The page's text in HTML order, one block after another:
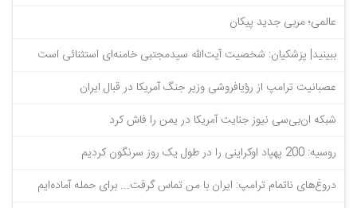
عالمی؛ مربی جدید پیکان
ببینید| پزشکیان: شخصیت آیت‌الله سیدمجتبی خامنه‌ای استثنائی است
عصبانیت ترامپ از رؤیافروشی وزیر جنگ آمریکا در قبال ایران
شبکه ان‌بی‌سی نیوز جنایت آمریکا در یمن را فاش کرد
روسیه: 200 پهپاد اوکراینی را در طول یک روز سرنگون کردیم
دروغ‌های ناتمام ترامپ: ایران با من تماس گرفت... برای حمله آماده‌ایم